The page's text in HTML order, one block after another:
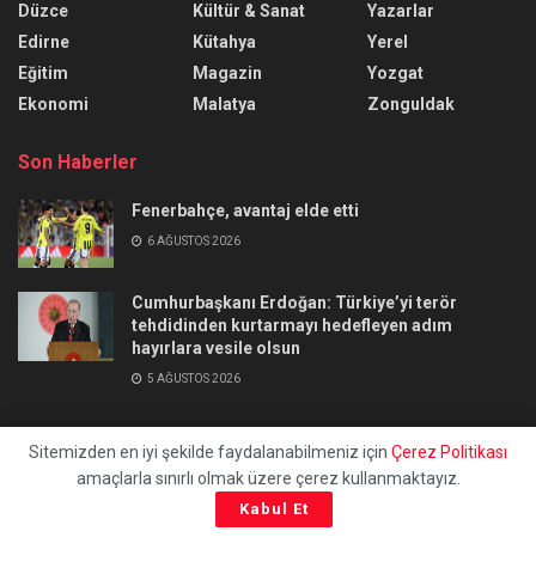
Düzce
Edirne
Eğitim
Ekonomi
Kültür & Sanat
Kütahya
Magazin
Malatya
Yazarlar
Yerel
Yozgat
Zonguldak
Son Haberler
Fenerbahçe, avantaj elde etti
6 AĞUSTOS 2026
Cumhurbaşkanı Erdoğan: Türkiye’yi terör
tehdidinden kurtarmayı hedefleyen adım
hayırlara vesile olsun
5 AĞUSTOS 2026
Site Haritası
Sitemizden en iyi şekilde faydalanabilmeniz için Çerez Politikası
amaçlarla sınırlı olmak üzere çerez kullanmaktayız.
Kabul Et